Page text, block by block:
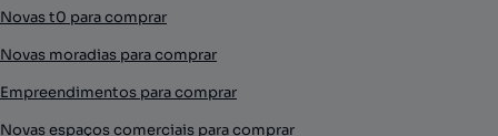
Novas t0 para comprar
Novas moradias para comprar
Empreendimentos para comprar
Novas espaços comerciais para comprar